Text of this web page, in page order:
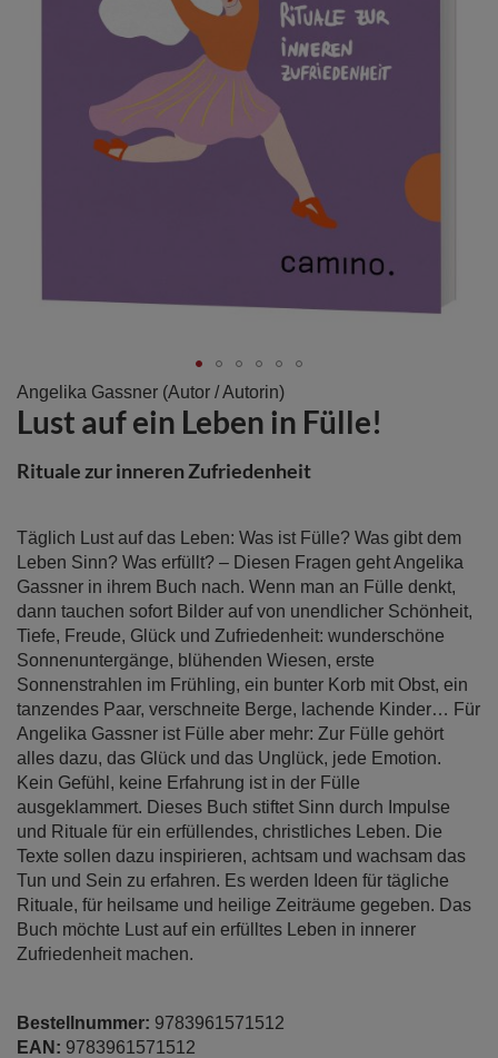
Angelika Gassner (Autor / Autorin)
Lust auf ein Leben in Fülle!
Rituale zur inneren Zufriedenheit
Täglich Lust auf das Leben: Was ist Fülle? Was gibt dem
Leben Sinn? Was erfüllt? – Diesen Fragen geht Angelika
Gassner in ihrem Buch nach. Wenn man an Fülle denkt,
dann tauchen sofort Bilder auf von unendlicher Schönheit,
Tiefe, Freude, Glück und Zufriedenheit: wunderschöne
Sonnenuntergänge, blühenden Wiesen, erste
Sonnenstrahlen im Frühling, ein bunter Korb mit Obst, ein
tanzendes Paar, verschneite Berge, lachende Kinder… Für
Angelika Gassner ist Fülle aber mehr: Zur Fülle gehört
alles dazu, das Glück und das Unglück, jede Emotion.
Kein Gefühl, keine Erfahrung ist in der Fülle
ausgeklammert. Dieses Buch stiftet Sinn durch Impulse
und Rituale für ein erfüllendes, christliches Leben. Die
Texte sollen dazu inspirieren, achtsam und wachsam das
Tun und Sein zu erfahren. Es werden Ideen für tägliche
Rituale, für heilsame und heilige Zeiträume gegeben. Das
Buch möchte Lust auf ein erfülltes Leben in innerer
Zufriedenheit machen.
Bestellnummer: 9783961571512
EAN: 9783961571512
Zum
Anfang
der
Bildergalerie